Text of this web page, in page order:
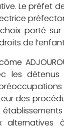
Le préfet
porté
de
détenus
des